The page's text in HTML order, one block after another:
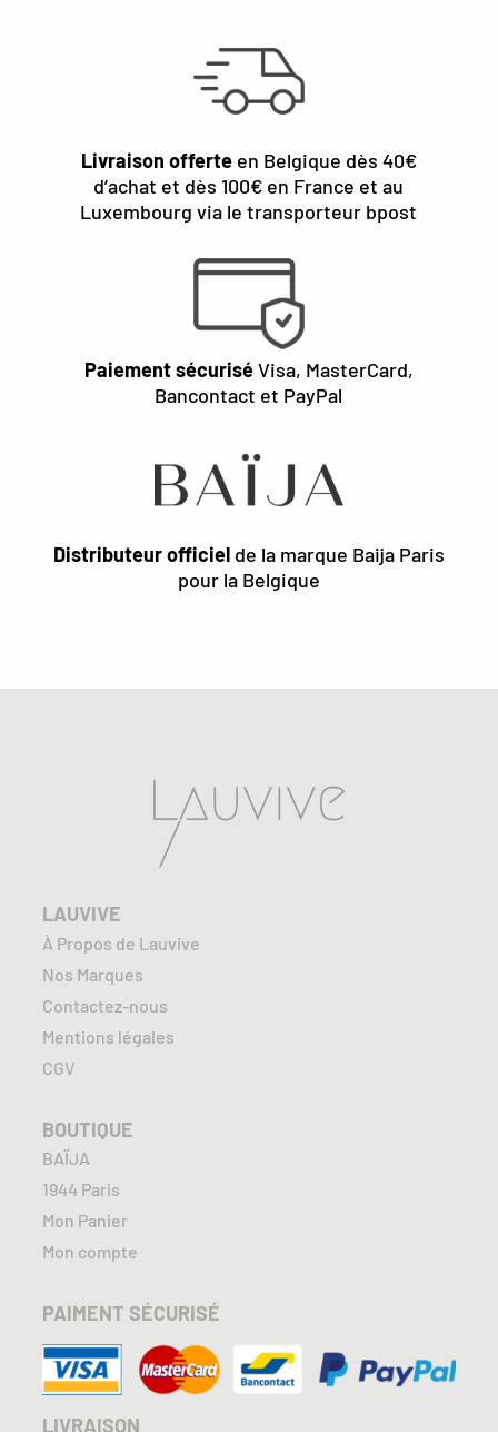
Livraison offerteen Belgique dès 40€
d’achat et dès 100€ en France et au
Luxembourg via le transporteur bpost
Paiement sécuriséVisa, MasterCard,
Bancontact et PayPal
Distributeur officielde la marque Baija Paris
pour la Belgique
LAUVIVE
À Propos de Lauvive
Nos Marques
Contactez-nous
Mentions légales
CGV
BOUTIQUE
BAÏJA
1944 Paris
Mon Panier
Mon compte
PAIMENT SÉCURISÉ
LIVRAISON